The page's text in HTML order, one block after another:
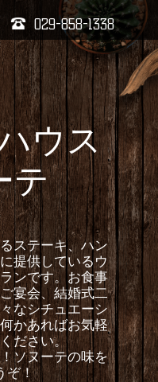
029-858-1338
ウス
テ
ステーキ、ハン
提供しているウ
ンです。お食事
宴会、結婚式二
なシチュエーシ
かあればお気軽
ださい。
ソヌーテの味を
ぞ！